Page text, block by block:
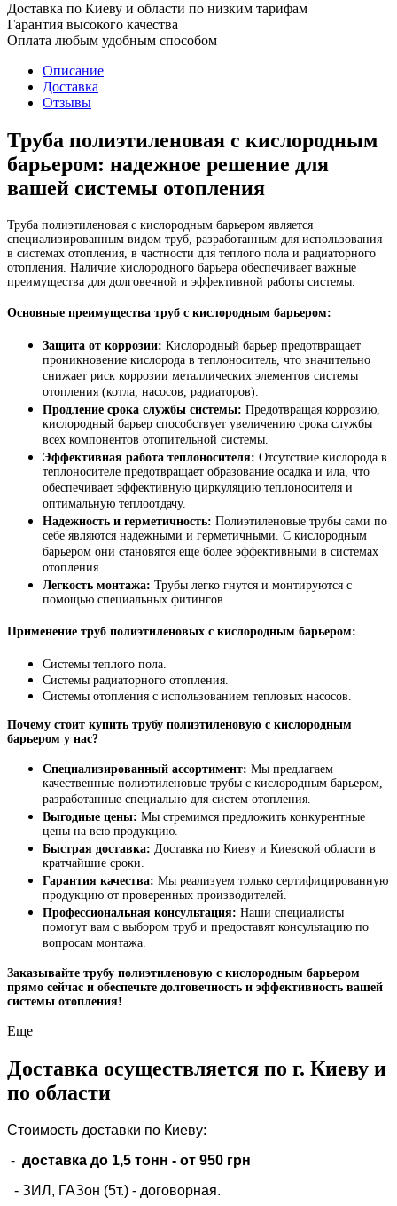
Доставка по Киеву и области по низким тарифам
Гарантия высокого качества
Оплата любым удобным способом
Описание
Доставка
Отзывы
Труба полиэтиленовая с кислородным
барьером: надежное решение для
вашей системы отопления
Труба полиэтиленовая с кислородным барьером является
специализированным видом труб, разработанным для использования
в системах отопления, в частности для теплого пола и радиаторного
отопления. Наличие кислородного барьера обеспечивает важные
преимущества для долговечной и эффективной работы системы.
Основные преимущества труб с кислородным барьером:
Защита от коррозии: Кислородный барьер предотвращает
проникновение кислорода в теплоноситель, что значительно
снижает риск коррозии металлических элементов системы
отопления (котла, насосов, радиаторов).
Продление срока службы системы: Предотвращая коррозию,
кислородный барьер способствует увеличению срока службы
всех компонентов отопительной системы.
Эффективная работа теплоносителя: Отсутствие кислорода в
теплоносителе предотвращает образование осадка и ила, что
обеспечивает эффективную циркуляцию теплоносителя и
оптимальную теплоотдачу.
Надежность и герметичность: Полиэтиленовые трубы сами по
себе являются надежными и герметичными. С кислородным
барьером они становятся еще более эффективными в системах
отопления.
Легкость монтажа: Трубы легко гнутся и монтируются с
помощью специальных фитингов.
Применение труб полиэтиленовых с кислородным барьером:
Системы теплого пола.
Системы радиаторного отопления.
Системы отопления с использованием тепловых насосов.
Почему стоит купить трубу полиэтиленовую с кислородным
барьером у нас?
Специализированный ассортимент: Мы предлагаем
качественные полиэтиленовые трубы с кислородным барьером,
разработанные специально для систем отопления.
Выгодные цены: Мы стремимся предложить конкурентные
цены на всю продукцию.
Быстрая доставка: Доставка по Киеву и Киевской области в
кратчайшие сроки.
Гарантия качества: Мы реализуем только сертифицированную
продукцию от проверенных производителей.
Профессиональная консультация: Наши специалисты
помогут вам с выбором труб и предоставят консультацию по
вопросам монтажа.
Заказывайте трубу полиэтиленовую с кислородным барьером
прямо сейчас и обеспечьте долговечность и эффективность вашей
системы отопления!
Еще
Доставка осуществляется по г. Киеву и
по области
Стоимость доставки по Киеву:
- доставка до 1,5 тонн - от 950 грн
- ЗИЛ, ГАЗон (5т.) - договорная.